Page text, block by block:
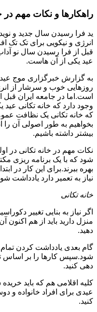
راهکارها و نکات مهم در
ید فرا رسیدن سال جدید و
انرژی و نیکویی برای تک تک
قبل از فرا رسیدن سال نو
عید یکی از آن هاست.
به گزارش خبرگزاری موج
روزهایی خوب و سرشار از
است.اما در جامعه ایران
وجود دارد که خانه تکانی
که خانه تکانی یک نظافت
بخواهیم به طور اصولی آن را
بیشتر داشته باشیم.
نکات مهم در خانه تکانی در
شود که با یک برنامه ریزی
بهره ببرند.برای این کار در
نیاز به تعمیر دارد یادداشت
خانه تکانی
اگر نیاز به بنایی تغییر
منزل دارید باید از هم اکنون
دهید.
گام بعدی یادداشت کردن تمام
شود.سپس کارها را بر اساس
دهی کنید.
کلیه اقلامی هم که باید
عیدی برای افراد خانواده و
کنید.